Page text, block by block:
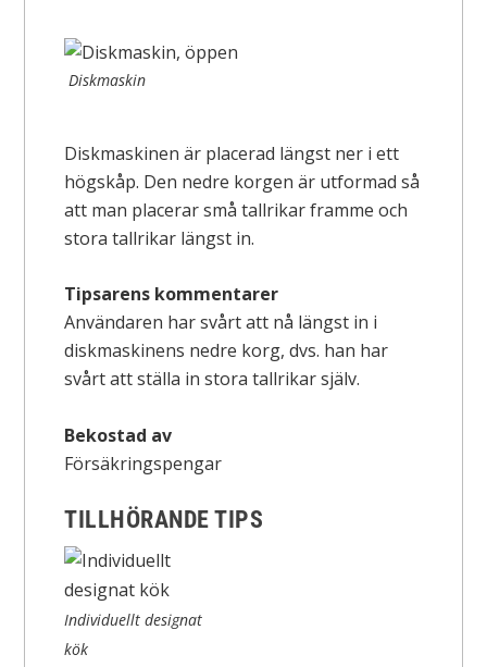
Diskmaskin
Diskmaskinen är placerad längst ner i ett
högskåp. Den nedre korgen är utformad så
att man placerar små tallrikar framme och
stora tallrikar längst in.
Tipsarens kommentarer
Användaren har svårt att nå längst in i
diskmaskinens nedre korg, dvs. han har
svårt att ställa in stora tallrikar själv.
Bekostad av
Försäkringspengar
TILLHÖRANDE TIPS
Individuellt designat
kök